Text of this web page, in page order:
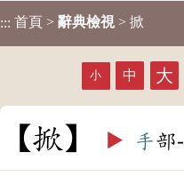
::: 首頁 > 辭典檢視 > 掀
小 中 大
掀 ▶️ 手部-